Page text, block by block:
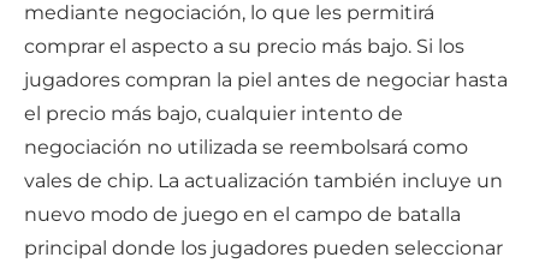
mediante negociación, lo que les permitirá
comprar el aspecto a su precio más bajo. Si los
jugadores compran la piel antes de negociar hasta
el precio más bajo, cualquier intento de
negociación no utilizada se reembolsará como
vales de chip. La actualización también incluye un
nuevo modo de juego en el campo de batalla
principal donde los jugadores pueden seleccionar